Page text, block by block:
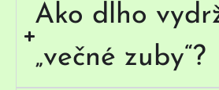
Ako dlho
„večné zuby“?